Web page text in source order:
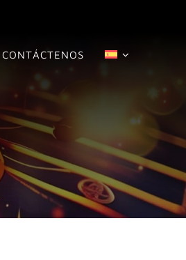
CONTÁCTENOS